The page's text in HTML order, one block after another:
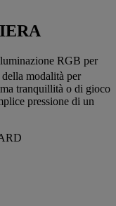
RGB per
modalità per
tranquillità o di gioco
pressione di un